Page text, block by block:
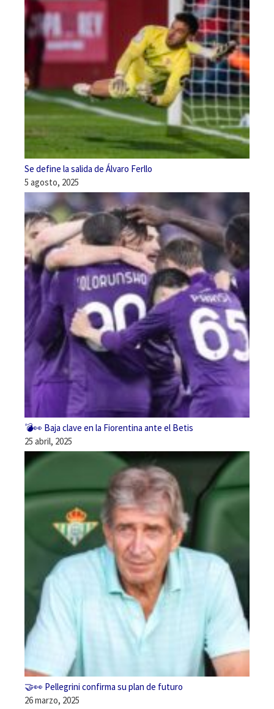
Se define la salida de Álvaro Ferllo
5 agosto, 2025
💣👀 Baja clave en la Fiorentina ante el Betis
25 abril, 2025
🤝👀 Pellegrini confirma su plan de futuro
26 marzo, 2025